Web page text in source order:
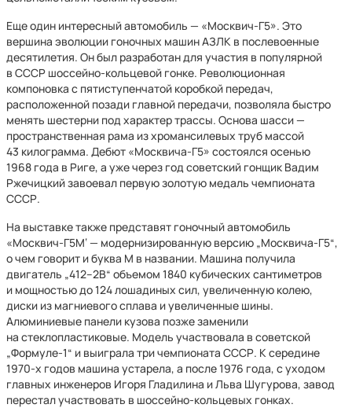
Еще один интересный автомобиль — «Москвич-Г5». Это
вершина эволюции гоночных машин АЗЛК в послевоенные
десятилетия. Он был разработан для участия в популярной
в СССР шоссейно-кольцевой гонке. Революционная
компоновка с пятиступенчатой коробкой передач,
расположенной позади главной передачи, позволяла быстро
менять шестерни под характер трассы. Основа шасси —
пространственная рама из хромансилевых труб массой
43 килограмма. Дебют «Москвича-Г5» состоялся осенью
1968 года в Риге, а уже через год советский гонщик Вадим
Ржечицкий завоевал первую золотую медаль чемпионата
СССР.
На выставке также представят гоночный автомобиль
«Москвич-Г5М‘ — модернизированную версию „Москвича-Г5“,
о чем говорит и буква М в названии. Машина получила
двигатель „412–2В“ объемом 1840 кубических сантиметров
и мощностью до 124 лошадиных сил, увеличенную колею,
диски из магниевого сплава и увеличенные шины.
Алюминиевые панели кузова позже заменили
на стеклопластиковые. Модель участвовала в советской
„Формуле-1“ и выиграла три чемпионата СССР. К середине
1970-х годов машина устарела, а после 1976 года, с уходом
главных инженеров Игоря Гладилина и Льва Шугурова, завод
перестал участвовать в шоссейно-кольцевых гонках.